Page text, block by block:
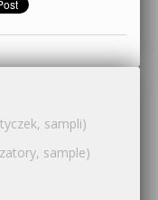
sampli)
sample)